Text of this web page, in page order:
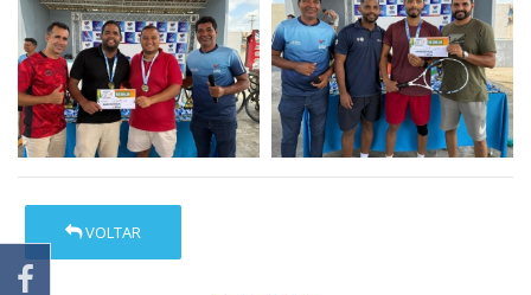
VOLTAR